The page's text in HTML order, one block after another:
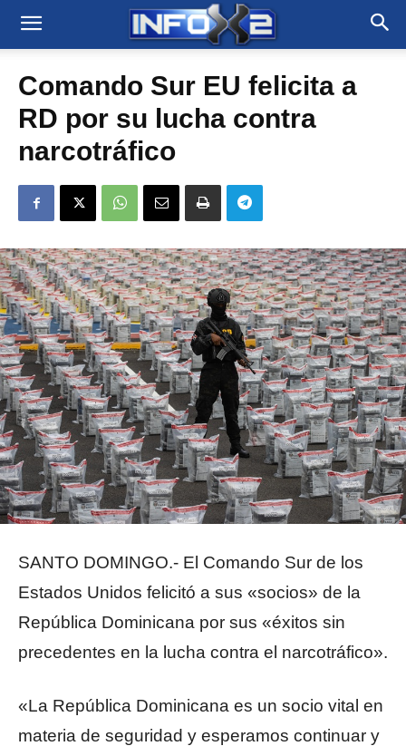
Comando Sur EU felicita a
RD por su lucha contra
narcotráfico
SANTO DOMINGO.- El Comando Sur de los
Estados Unidos felicitó a sus «socios» de la
República Dominicana por sus «éxitos sin
precedentes en la lucha contra el narcotráfico».
«La República Dominicana es un socio vital en
materia de seguridad y esperamos continuar y